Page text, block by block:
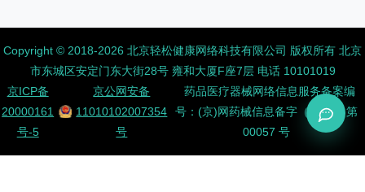
Copyright ©️ 2018-2026 北京轻松健康网络科技有限公司 版权所有 北京
市东城区安定门东大街28号 雍和大厦F座7层 电话 10101019
京ICP备
20000161
号-5
京公网安备
11010102007354
号
药品医疗器械网络信息服务备案编
号：(京)网药械信息备字（2026）第
00057 号